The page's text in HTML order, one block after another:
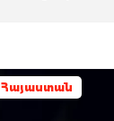
Հայաստան